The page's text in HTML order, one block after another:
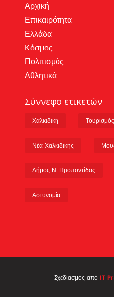
Αρχική
Επικαιρότητα
Ελλάδα
Κόσμος
Πολιτισμός
Αθλητικά
Σύννεφο ετικετών
Χαλκιδική Τουρισμός
Νέα Χαλκιδικής
Δήμος Ν. Προποντίδας
Αστυνομία
Σχεδιασμός από IT